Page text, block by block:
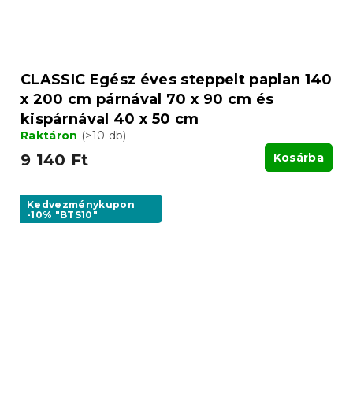
CLASSIC Egész éves steppelt paplan 140
x 200 cm párnával 70 x 90 cm és
kispárnával 40 x 50 cm
Raktáron (>10 db)
9 140 Ft Kosárba
Kedvezménykupon
-10% "BTS10"